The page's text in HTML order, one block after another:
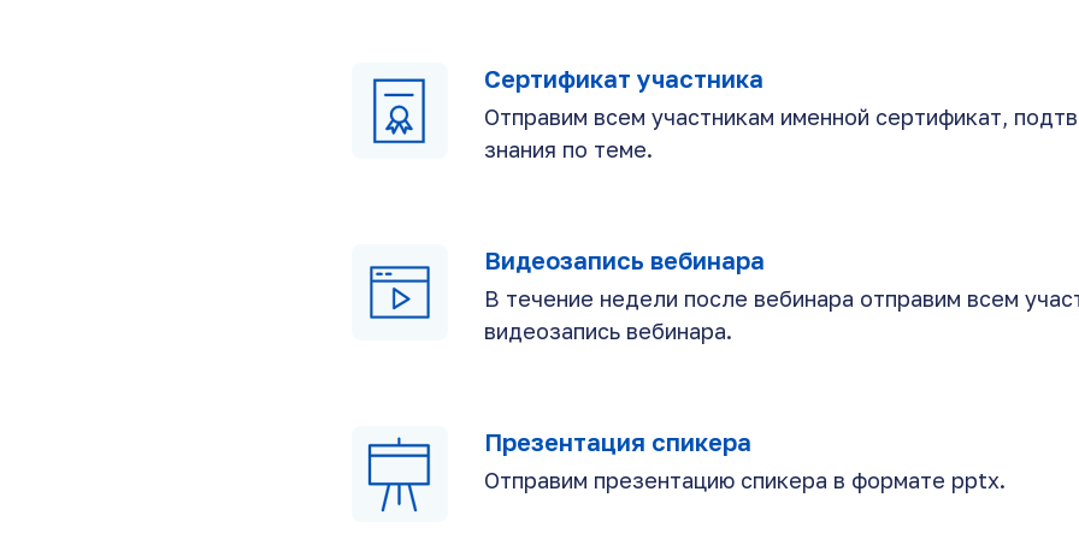
Сертификат участника
Отправим всем участникам именной сертификат,
знания по теме.
Видеозапись вебинара
В течение недели после вебинара отправим всем
видеозапись вебинара.
Презентация спикера
Отправим презентацию спикера в формате pptx.